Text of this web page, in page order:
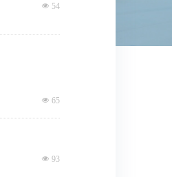
넶 54
金港的林董事
넶 65
넶 93